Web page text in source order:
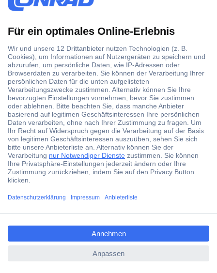
Was ist ein Multimeter?
Multimeter: Analog oder digital?
Welche Typen und Bauarten von Multimetern gibt es?
Wie misst man mit einem Multimeter?
ccp.user.init.failed.titl
e
ccp.user.init.failed